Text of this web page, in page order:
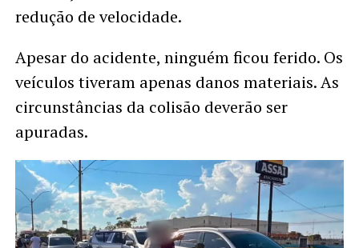
redução de velocidade.
Apesar do acidente, ninguém ficou ferido. Os
veículos tiveram apenas danos materiais. As
circunstâncias da colisão deverão ser
apuradas.